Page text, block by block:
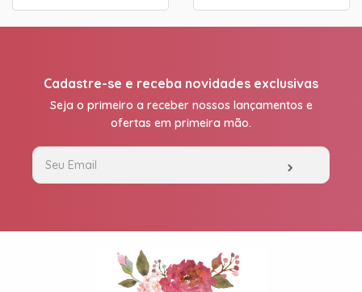
Cadastre-se e receba novidades exclusivas
Seja o primeiro a receber nossos lançamentos e
ofertas em primeira mão.